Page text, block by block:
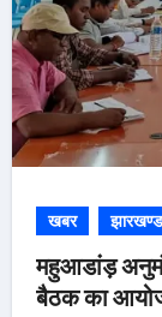
खबर झारखण्ड
महुआडांड़
बैठक का